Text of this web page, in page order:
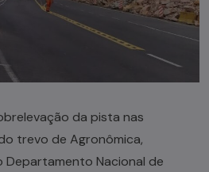
da pista nas
trevo de Agronômica,
Departamento Nacional de